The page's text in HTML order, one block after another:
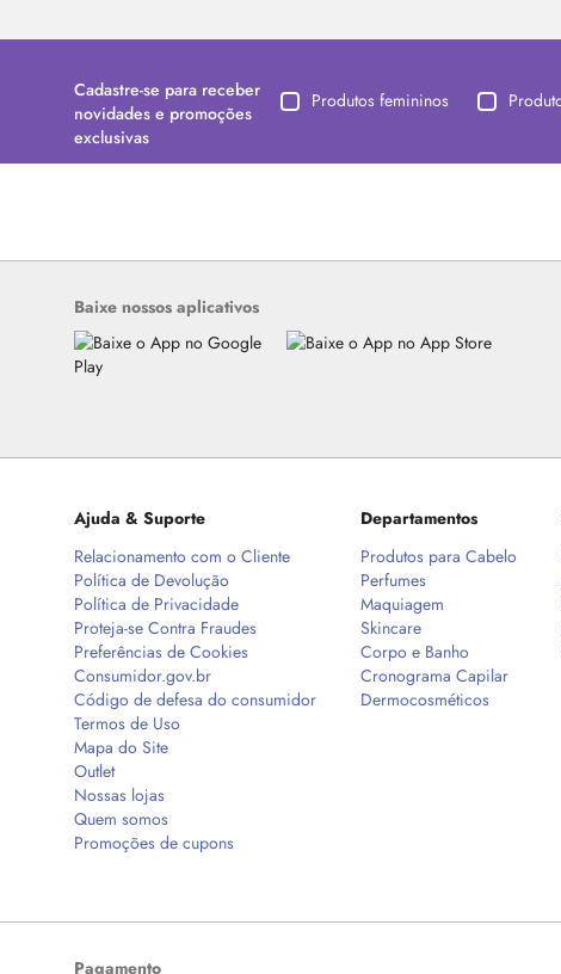
Cadastre-se para receber
novidades e promoções
exclusivas
Produtos femininos
Baixe nossos aplicativos
Ajuda & Suporte
Relacionamento com o Cliente
Política de Devolução
Política de Privacidade
Proteja-se Contra Fraudes
Preferências de Cookies
Consumidor.gov.br
Código de defesa do consumidor
Termos de Uso
Mapa do Site
Outlet
Nossas lojas
Quem somos
Promoções de cupons
Departamentos
Produtos para Cabelo
Perfumes
Maquiagem
Skincare
Corpo e Banho
Cronograma Capilar
Dermocosméticos
Pagamento